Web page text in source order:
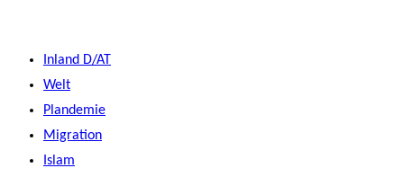
Inland D/AT
Welt
Plandemie
Migration
Islam